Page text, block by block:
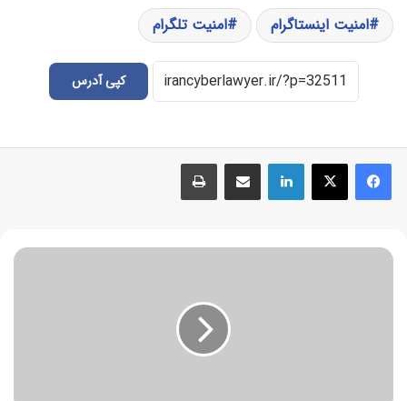
امنیت اینستاگرام امنیت تلگرام
کپی آدرس